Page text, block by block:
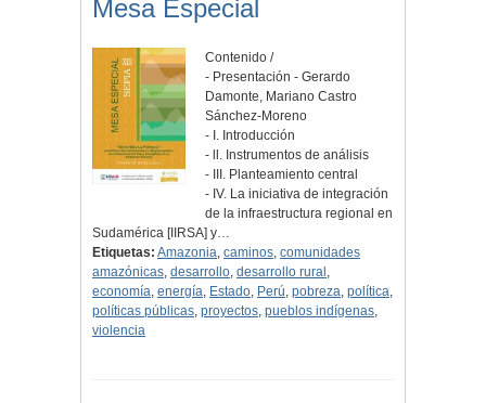
Mesa Especial
Contenido /
- Presentación - Gerardo
Damonte, Mariano Castro
Sánchez-Moreno
- I. Introducción
- ll. Instrumentos de análisis
- III. Planteamiento central
- IV. La iniciativa de integración
de la infraestructura regional en
Sudamérica [IIRSA] y…
Etiquetas: Amazonia, caminos, comunidades
amazónicas, desarrollo, desarrollo rural ,
economía, energía, Estado, Perú, pobreza, política,
políticas públicas, proyectos, pueblos indígenas,
violencia